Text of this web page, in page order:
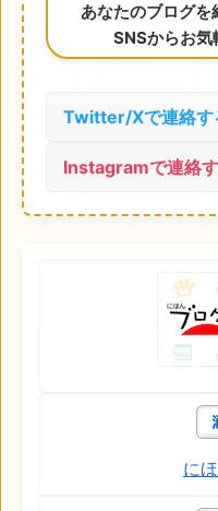
あなたのブログを
SNSからお気
Twitter/Xで連絡す
Instagramで連絡
に